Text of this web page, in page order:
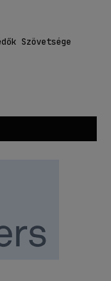
Szövetsége